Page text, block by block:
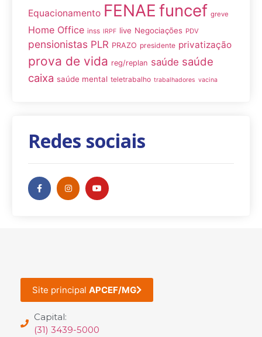
Equacionamento FENAE funcef greve
Home Office inss IRPF live Negociações PDV
pensionistas PLR PRAZO presidente privatização
prova de vida reg/replan saúde saúde
caixa saúde mental teletrabalho trabalhadores vacina
Redes sociais
Site principal APCEF/MG
Capital:
(31) 3439-5000